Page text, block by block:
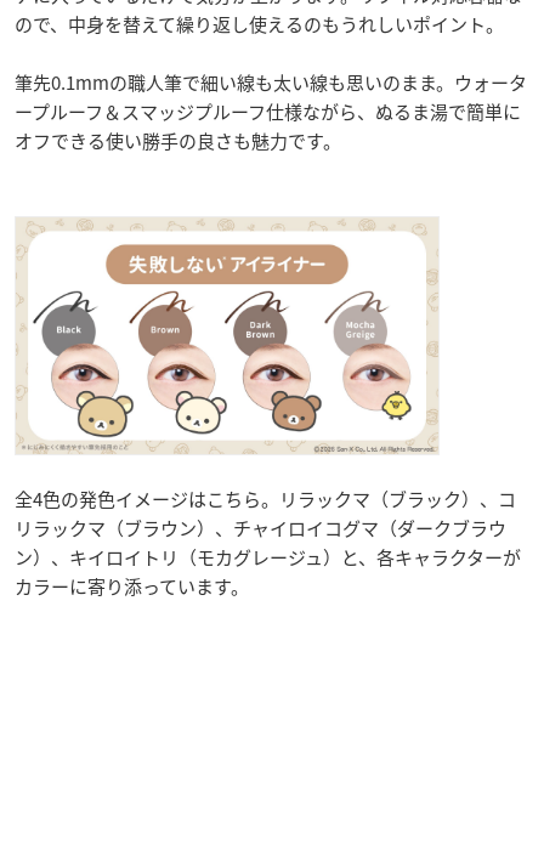
ので、中身を替えて繰り返し使えるのもうれしいポイント。
筆先0.1mmの職人筆で細い線も太い線も思いのまま。ウォータ
ープルーフ＆スマッジプルーフ仕様ながら、ぬるま湯で簡単に
オフできる使い勝手の良さも魅力です。
全4色の発色イメージはこちら。リラックマ（ブラック）、コ
リラックマ（ブラウン）、チャイロイコグマ（ダークブラウ
ン）、キイロイトリ（モカグレージュ）と、各キャラクターが
カラーに寄り添っています。